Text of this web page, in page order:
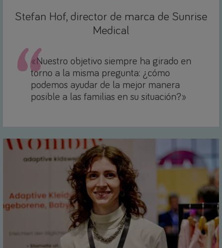
Stefan Hof, director de marca de Sunrise
Medical
«Nuestro objetivo siempre ha girado en
torno a la misma pregunta: ¿cómo
podemos ayudar de la mejor manera
posible a las familias en su situación?»